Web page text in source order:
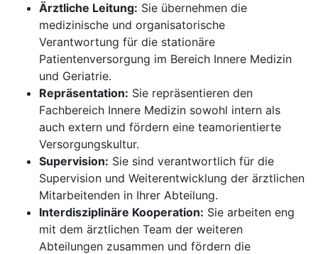
Ärztliche Leitung: Sie übernehmen die
medizinische und organisatorische
Verantwortung für die stationäre
Patientenversorgung im Bereich Innere Medizin
und Geriatrie.
Repräsentation: Sie repräsentieren den
Fachbereich Innere Medizin sowohl intern als
auch extern und fördern eine teamorientierte
Versorgungskultur.
Supervision: Sie sind verantwortlich für die
Supervision und Weiterentwicklung der ärztlichen
Mitarbeitenden in Ihrer Abteilung.
Interdisziplinäre Kooperation: Sie arbeiten eng
mit dem ärztlichen Team der weiteren
Abteilungen zusammen und fördern die